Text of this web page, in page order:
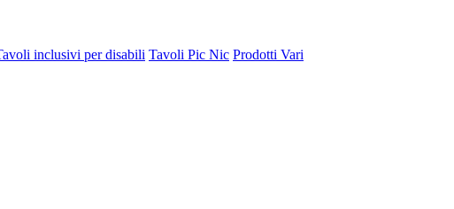
inclusivi per disabili Tavoli Pic Nic Prodotti Vari